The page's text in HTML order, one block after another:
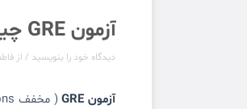
آزمون GRE چیست
دیدگاه‌ خود را بنویسید / از
آزمون GRE ( مخفف Graduate Record Examinations)